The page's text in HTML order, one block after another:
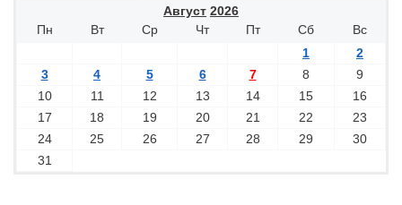
Август 2026
Пн
Вт Ср Чт Пт Сб
Вс
1
2
3
4 5 6 7 8
9
10
11 12 13 14 15
16
17
18 19 20 21 22
23
24
25 26 27 28 29
30
31